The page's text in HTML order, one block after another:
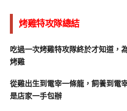
烤雞特攻隊總結
吃過一次烤雞特攻隊終於才知道，
烤雞
從雞出生到電宰一條龍，飼養到電
是店家一手包辦